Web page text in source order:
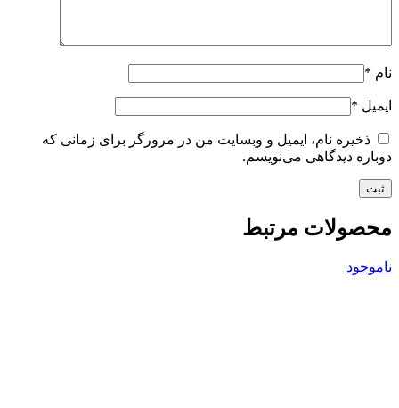
نام *
ایمیل *
ذخیره نام، ایمیل و وبسایت من در مرورگر برای زمانی که
دوباره دیدگاهی می‌نویسم.
محصولات مرتبط
ناموجود